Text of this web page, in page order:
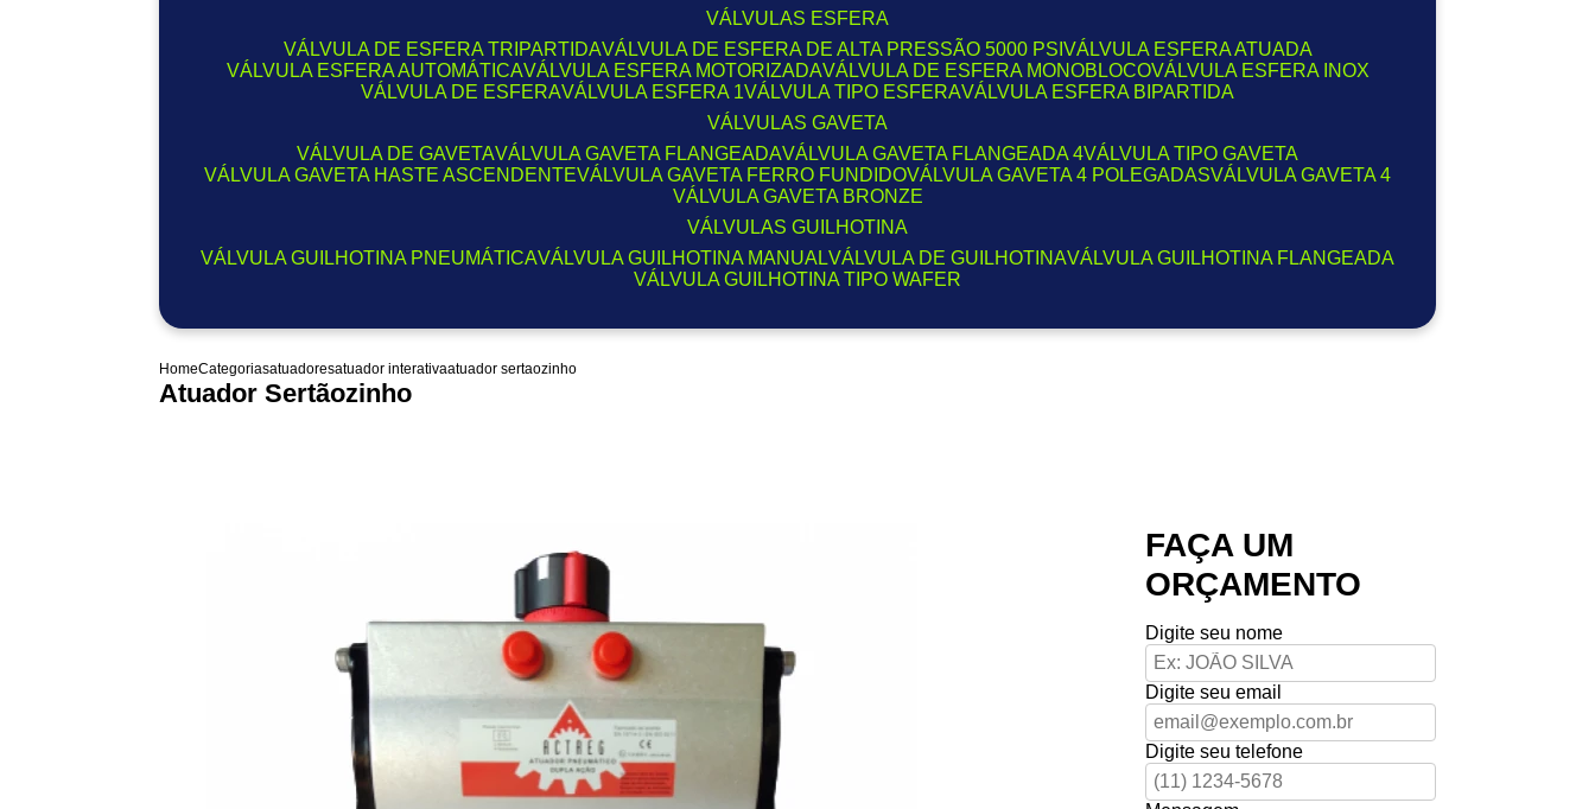
VÁLVULAS ESFERA
VÁLVULA DE ESFERA TRIPARTIDA
VÁLVULA DE ESFERA DE ALTA PRESSÃO 5000 PSI
VÁLVULA ESFERA ATUADA
VÁLVULA ESFERA AUTOMÁTICA
VÁLVULA ESFERA MOTORIZADA VÁLVULA DE ESFERA MONOBLOCO
VÁLVULA ESFERA INOX
VÁLVULA DE ESFERA
VÁLVULA ESFERA 1 VÁLVULA TIPO ESFERA
VÁLVULA ESFERA BIPARTIDA
VÁLVULAS GAVETA
VÁLVULA DE GAVETA
VÁLVULA GAVETA FLANGEADA VÁLVULA GAVETA FLANGEADA 4
VÁLVULA TIPO GAVETA
VÁLVULA GAVETA HASTE ASCENDENTE
VÁLVULA GAVETA FERRO FUNDIDO VÁLVULA GAVETA 4 POLEGADAS
VÁLVULA GAVETA 4
VÁLVULA GAVETA BRONZE
VÁLVULAS GUILHOTINA
VÁLVULA GUILHOTINA PNEUMÁTICA
VÁLVULA GUILHOTINA MANUAL VÁLVULA DE GUILHOTINA
VÁLVULA GUILHOTINA FLANGEADA
VÁLVULA GUILHOTINA TIPO WAFER
HomeCategoriasatuadoresatuador interativaatuador sertaozinho
Atuador Sertãozinho
FAÇA UM
ORÇAMENTO
Digite seu nome
Digite seu email
Digite seu telefone